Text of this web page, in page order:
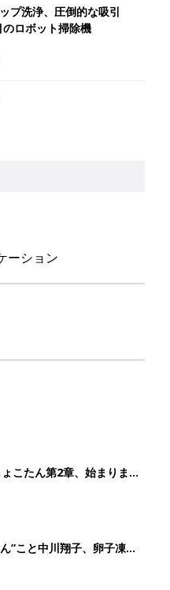
プ洗浄、圧倒的な吸引
ロボット掃除機
ーション
こたん第2章、始まりま
”こと中川翔子、卵子凍結